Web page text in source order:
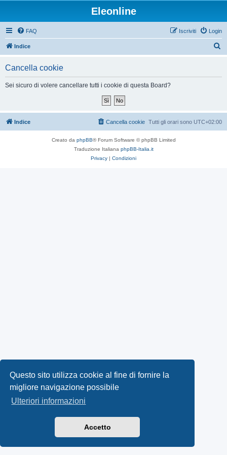
Questo sito utilizza cookie al fine di fornire la
migliore navigazione possibile
Ulteriori informazioni
Accetto
Eleonline
FAQ Login
Iscriviti
Indice
Cancella cookie
Sei sicuro di volere cancellare tutti i cookie di questa Board?
Indice Tutti gli orari sono UTC+02:00
Cancella cookie
Creato da phpBB® Forum Software © phpBB Limited
Traduzione Italiana phpBB-Italia.it
Privacy | Condizioni